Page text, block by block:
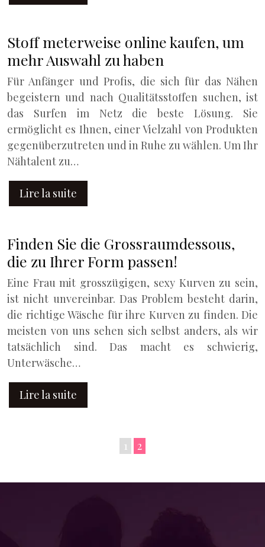
Stoff meterweise online kaufen, um
mehr Auswahl zu haben
Für Anfänger und Profis, die sich für das Nähen
begeistern und nach Qualitätsstoffen suchen, ist
das Surfen im Netz die beste Lösung. Sie
ermöglicht es Ihnen, einer Vielzahl von Produkten
gegenüberzutreten und in Ruhe zu wählen. Um Ihr
Nähtalent zu…
Lire la suite
Finden Sie die Grossraumdessous,
die zu Ihrer Form passen!
Eine Frau mit grosszügigen, sexy Kurven zu sein,
ist nicht unvereinbar. Das Problem besteht darin,
die richtige Wäsche für ihre Kurven zu finden. Die
meisten von uns sehen sich selbst anders, als wir
tatsächlich sind. Das macht es schwierig,
Unterwäsche…
Lire la suite
1 2